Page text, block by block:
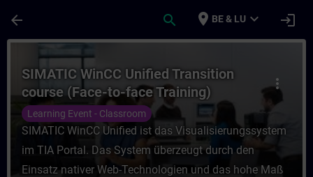
arrow_back search place BE & LU expand_more login
Kurs - SIMATIC WinCC Unified
more_vert
SIMATIC WinCC Unified Transition
course (Face-to-face Training)
Learning Event - Classroom
SIMATIC WinCC Unified ist das Visualisierungssystem
im TIA Portal. Das System überzeugt durch den
Einsatz nativer Web-Technologien und das hohe Maß